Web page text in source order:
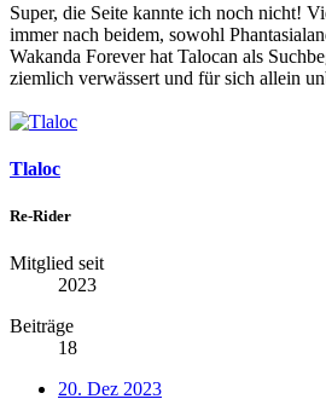
Super, die Seite kannte ich noch nicht!
immer nach beidem, sowohl
Wakanda Forever hat Talocan als
ziemlich verwässert und für sich allein
Tlaloc
Re-Rider
Mitglied seit
2023
Beiträge
18
20. Dez 2023